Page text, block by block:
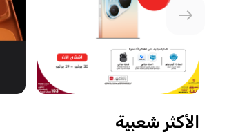
east
الأكثر شعبية